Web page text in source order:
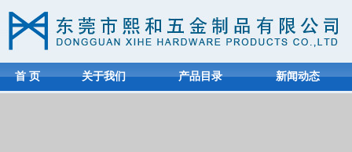
首 页 关于我们 产品目录 新闻动态